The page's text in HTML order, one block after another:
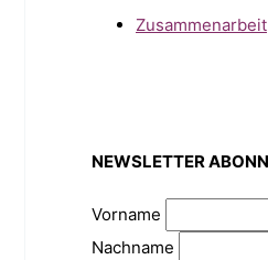
Zusammenarbeit
NEWSLETTER
Vorname
Nachname